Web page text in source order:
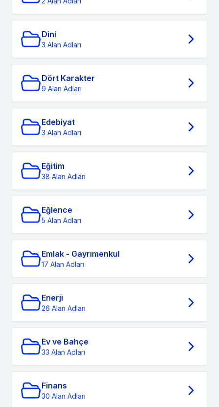
Dini
3 Alan Adları
Dört Karakter
9 Alan Adları
Edebiyat
3 Alan Adları
Eğitim
38 Alan Adları
Eğlence
5 Alan Adları
Emlak - Gayrımenkul
17 Alan Adları
Enerji
26 Alan Adları
Ev ve Bahçe
33 Alan Adları
Finans
30 Alan Adları